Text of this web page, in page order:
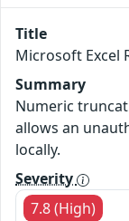
Title
Microsoft Excel
Summary
Numeric
allows an
locally.
Severity
7.8 (High)